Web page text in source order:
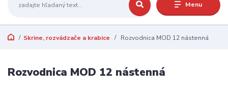
Menu
Skrine, rozvádzače a krabice Rozvodnica MOD 12 nástenná
Rozvodnica MOD 12 nástenná